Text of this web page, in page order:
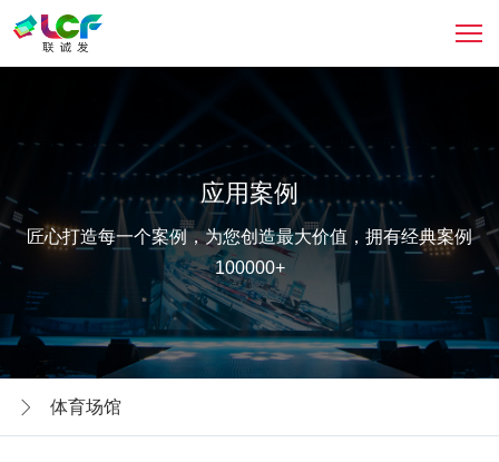
应用案例
匠心打造每一个案例，为您创造最大价值，拥有经典案例
100000+
体育场馆